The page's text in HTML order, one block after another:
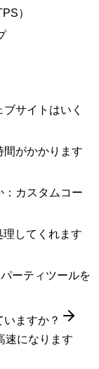
）
サイトはいく
間がかかります
：カスタムコー
理してくれます
ーティツールを
ますか？
速になります